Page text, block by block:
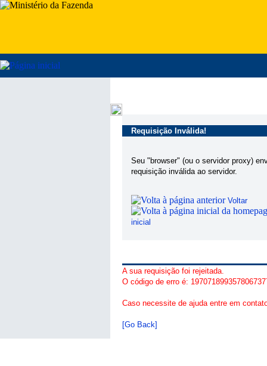
Requisição Inválida!
Seu "browser" (ou o servidor proxy)
requisição inválida ao servidor.
Voltar
inicial
A sua requisição foi rejeitada.
O código de erro é:
Caso necessite de ajuda entre em
[Go Back]